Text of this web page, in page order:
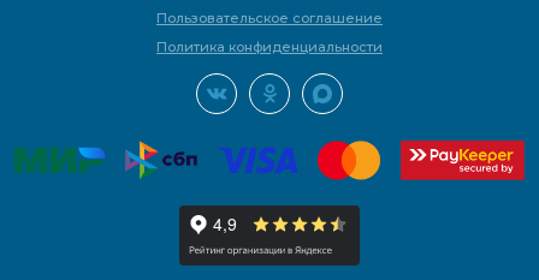
Пользовательское соглашение
Политика конфиденциальности